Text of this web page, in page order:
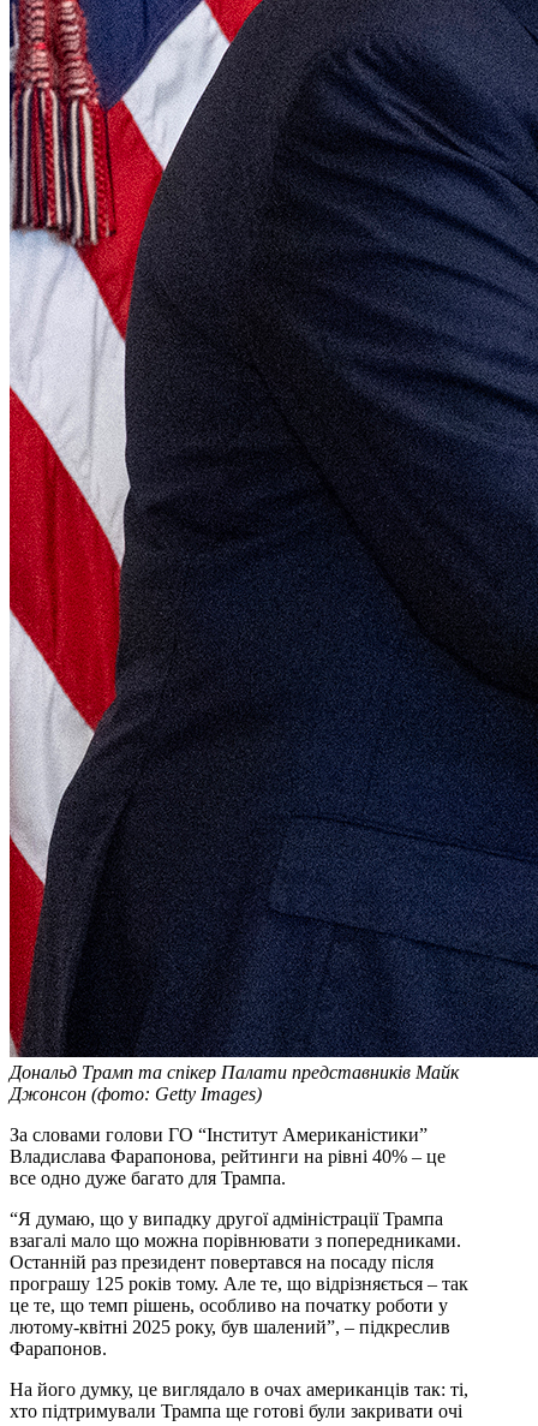
Дональд Трамп та спікер Палати представників Майк
Джонсон (фото: Getty Images)
За словами голови ГО “Інститут Американістики”
Владислава Фарапонова, рейтинги на рівні 40% – це
все одно дуже багато для Трампа.
“Я думаю, що у випадку другої адміністрації Трампа
взагалі мало що можна порівнювати з попередниками.
Останній раз президент повертався на посаду після
програшу 125 років тому. Але те, що відрізняється – так
це те, що темп рішень, особливо на початку роботи у
лютому-квітні 2025 року, був шалений”, – підкреслив
Фарапонов.
На його думку, це виглядало в очах американців так: ті,
хто підтримували Трампа ще готові були закривати очі